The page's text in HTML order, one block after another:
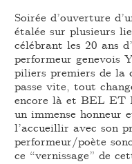
Soirée d’ouverture
étalée sur plusieurs
célébrant les 20 ans
performeur genevois
piliers premiers de la
passe vite, tout
encore là et BEL
un immense honneur
l’accueillir avec son
performeur/poète
ce “vernissage” de